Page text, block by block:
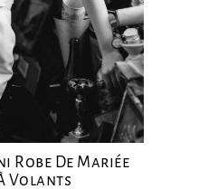
Robe De Mariée
Volants